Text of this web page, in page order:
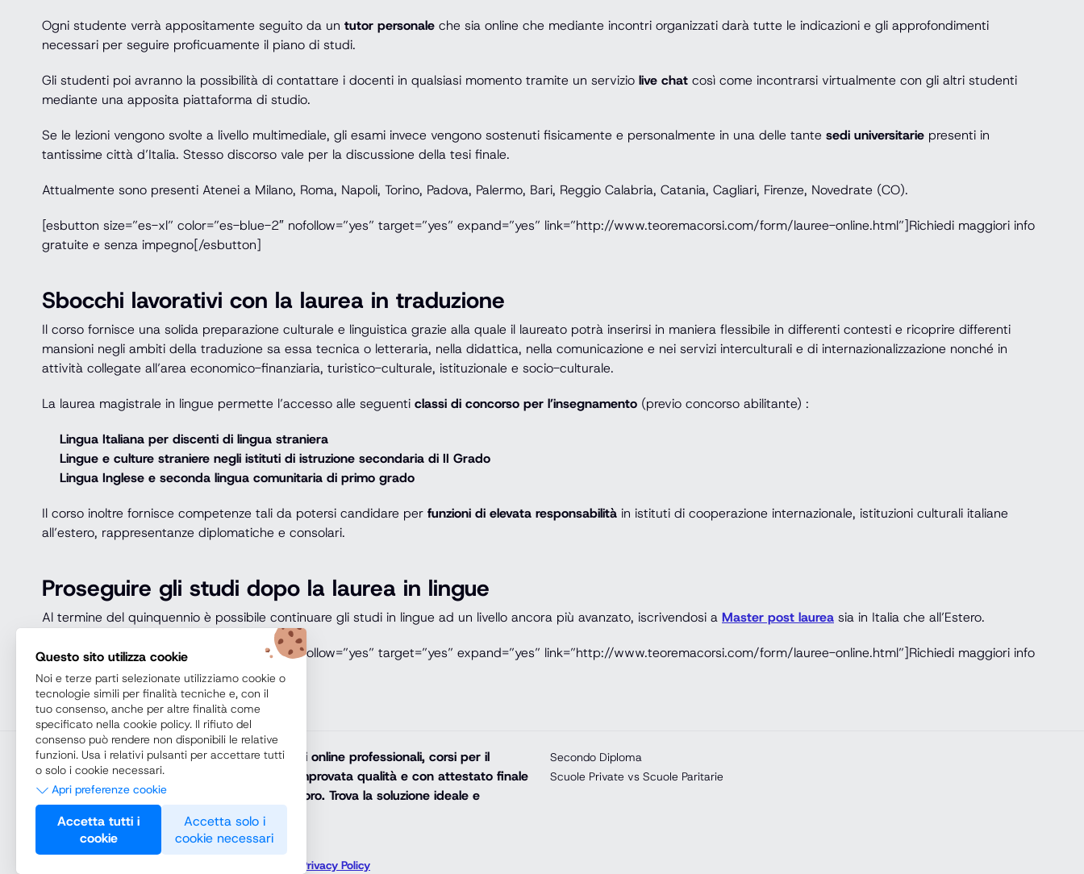
Ogni studente verrà appositamente seguito da un tutor personale che sia online che mediante incontri organizzati darà tutte le indicazioni e gli approfondimenti
necessari per seguire proficuamente il piano di studi.
Gli studenti poi avranno la possibilità di contattare i docenti in qualsiasi momento tramite un servizio live chat così come incontrarsi virtualmente con gli altri studenti
mediante una apposita piattaforma di studio.
Se le lezioni vengono svolte a livello multimediale, gli esami invece vengono sostenuti fisicamente e personalmente in una delle tante sedi universitarie presenti in
tantissime città d’Italia. Stesso discorso vale per la discussione della tesi finale.
Attualmente sono presenti Atenei a Milano, Roma, Napoli, Torino, Padova, Palermo, Bari, Reggio Calabria, Catania, Cagliari, Firenze, Novedrate (CO).
[esbutton size=”es-xl” color=”es-blue-2″ nofollow=”yes” target=”yes” expand=”yes” link=”http://www.teoremacorsi.com/form/lauree-online.html”]Richiedi maggiori info
gratuite e senza impegno[/esbutton]
Sbocchi lavorativi con la laurea in traduzione
Il corso fornisce una solida preparazione culturale e linguistica grazie alla quale il laureato potrà inserirsi in maniera flessibile in differenti contesti e ricoprire differenti
mansioni negli ambiti della traduzione sa essa tecnica o letteraria, nella didattica, nella comunicazione e nei servizi interculturali e di internazionalizzazione nonché in
attività collegate all’area economico-finanziaria, turistico-culturale, istituzionale e socio-culturale.
La laurea magistrale in lingue permette l’accesso alle seguenti classi di concorso per l’insegnamento (previo concorso abilitante) :
Lingua Italiana per discenti di lingua straniera
Lingue e culture straniere negli istituti di istruzione secondaria di II Grado
Lingua Inglese e seconda lingua comunitaria di primo grado
Il corso inoltre fornisce competenze tali da potersi candidare per funzioni di elevata responsabilità in istituti di cooperazione internazionale, istituzioni culturali italiane
all’estero, rappresentanze diplomatiche e consolari.
Proseguire gli studi dopo la laurea in lingue
Al termine del quinquennio è possibile continuare gli studi in lingue ad un livello ancora più avanzato, iscrivendosi a Master post laurea sia in Italia che all’Estero.
[esbutton size=”es-xl” color=”es-blue-2″ nofollow=”yes” target=”yes” expand=”yes” link=”http://www.teoremacorsi.com/form/lauree-online.html”]Richiedi maggiori info
gratuite e senza impegno[/esbutton]
Teoremacorsi.compromuove solamente corsi online professionali, corsi per il
diploma online, lauree e master online di comprovata qualità e con attestato finale
riconosciuto e spendibile sul mercato del lavoro. Trova la soluzione ideale e
arricchisci il tuo percorso di studi con noi.
Secondo Diploma
Scuole Private vs Scuole Paritarie
Privacy Policy
Questo sito utilizza cookie
Noi e terze parti selezionate utilizziamo cookie o
tecnologie simili per finalità tecniche e, con il
tuo consenso, anche per altre finalità come
specificato nella cookie policy. Il rifiuto del
consenso può rendere non disponibili le relative
funzioni. Usa i relativi pulsanti per accettare tutti
o solo i cookie necessari.
Apri preferenze cookie
Necessari
Questi strumenti di tracciamento sono strettamente
necessari per garantire il funzionamento e la fornitura
Preferenze
Accetta tutti i
cookie
Accetta solo i
cookie necessari